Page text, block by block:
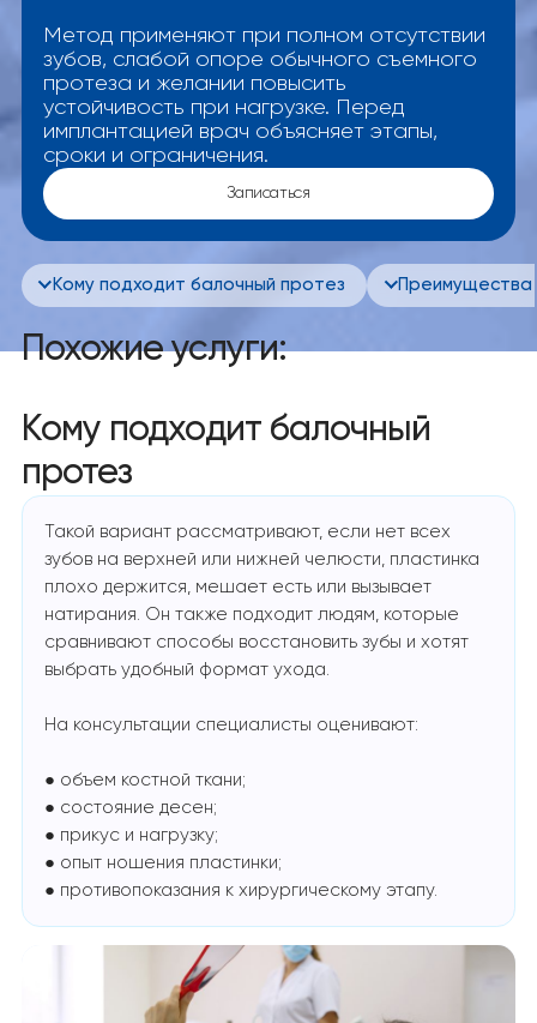
Метод применяют при полном отсутствии
зубов, слабой опоре обычного съемного
протеза и желании повысить
устойчивость при нагрузке. Перед
имплантацией врач объясняет этапы,
сроки и ограничения.
Записаться
Кому подходит балочный протез Преимущества
Похожие услуги:
Кому подходит балочный
протез
Такой вариант рассматривают, если нет всех
зубов на верхней или нижней челюсти, пластинка
плохо держится, мешает есть или вызывает
натирания. Он также подходит людям, которые
сравнивают способы восстановить зубы и хотят
выбрать удобный формат ухода.
На консультации специалисты оценивают:
● объем костной ткани;
● состояние десен;
● прикус и нагрузку;
● опыт ношения пластинки;
● противопоказания к хирургическому этапу.